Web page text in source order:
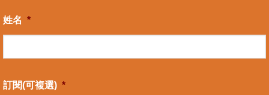
姓名 *
訂閱(可複選) *